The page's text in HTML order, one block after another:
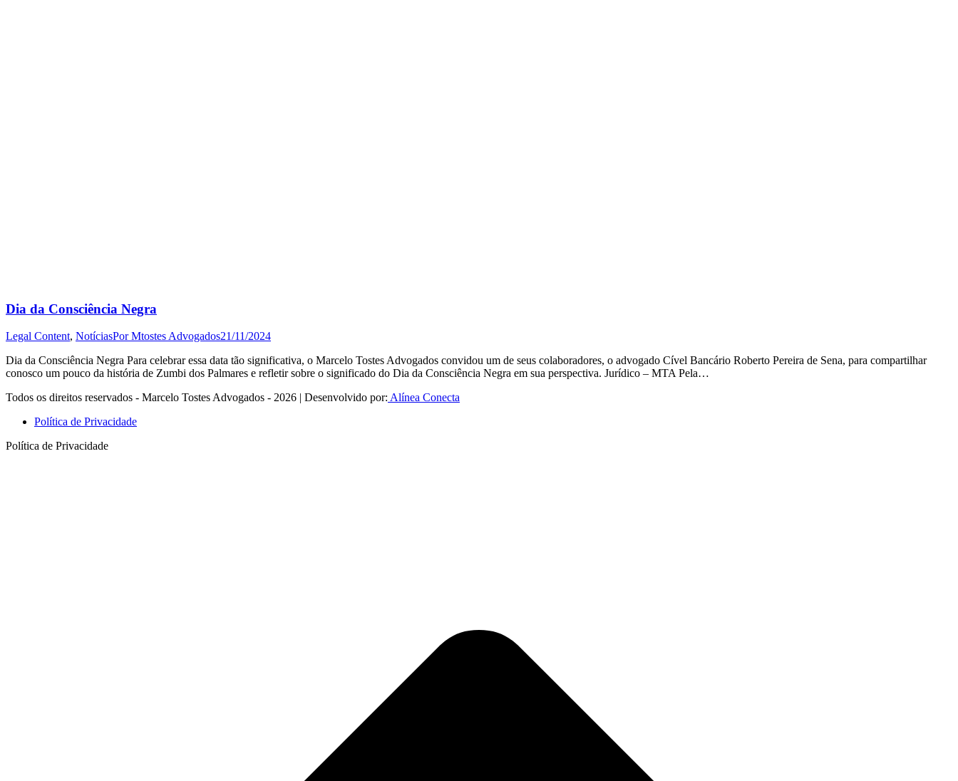
Dia da Consciência Negra
Legal Content, NotíciasPorMtostes Advogados21/11/2024
Dia da Consciência Negra Para celebrar essa data tão significativa, o Marcelo Tostes Advogados convidou um de seus colaboradores, o advogado Cível Bancário Roberto Pereira de Sena, para compartilhar
conosco um pouco da história de Zumbi dos Palmares e refletir sobre o significado do Dia da Consciência Negra em sua perspectiva. Jurídico – MTA Pela…
Todos os direitos reservados - Marcelo Tostes Advogados - 2026 | Desenvolvido por: Alínea Conecta
Política de Privacidade
Política de Privacidade